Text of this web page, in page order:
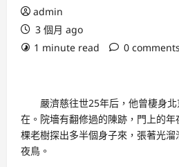
admin
3 個月 ago
1 minute read
0 comments
嚴濟慈往世25年后，他曾棲身北
在。院墻有翻修過的陳跡，門上的
棵老樹探出多半個身子來，張著光
夜鳥。